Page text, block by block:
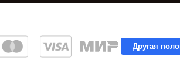
Другая